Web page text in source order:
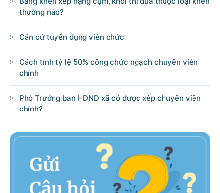
thưởng nào?
Căn cứ tuyển dụng viên chức
Cách tính tỷ lệ 50% công chức ngạch chuyên viên
chính
Phó Trưởng ban HĐND xã có được xếp chuyên viên
chính?